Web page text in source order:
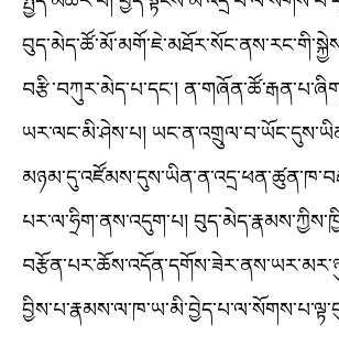
བརྩི་བཀུར་མེད་པ་དང་།
ཡར་ལང་མི་ཤེས་པ།
པར་ལ་ཧྲིག་ནས་འདུག་པ།